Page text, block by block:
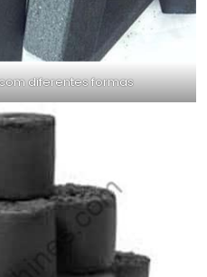
diferentes formas